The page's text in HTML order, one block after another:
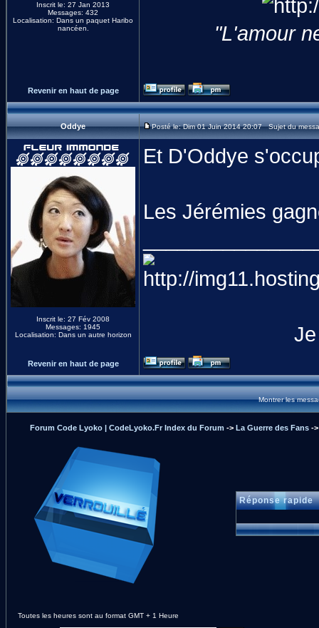
Inscrit le: 27 Jan 2013
Messages: 432
Localisation: Dans un paquet Haribo
nancéen.
"L'amour
Revenir en haut de page
Oddye Posté le: Dim 01 Juin 2014 20:07 Sujet du
Inscrit le: 27 Fév 2008
Messages: 1945
Localisation: Dans un autre horizon
Et D'Oddye
Les Jérémies
Revenir en haut de page
Montrer les
Forum Code Lyoko | CodeLyoko.Fr Index du Forum -> La Guerre des Fans -
Réponse rapide
Toutes les heures sont au format GMT + 1 Heure